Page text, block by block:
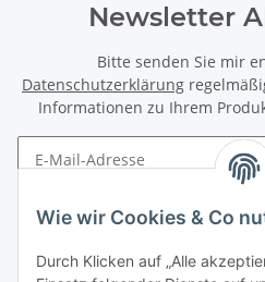
Wie wir Cookies & Co
Durch Klicken auf „Alle
Newsletter
Bitte senden Sie mir
Datenschutzerklärung
Informationen zu Ihrem